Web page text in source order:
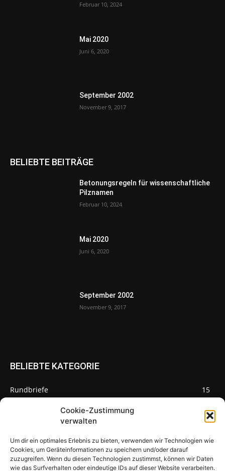
Cookie-Zustimmung
verwalten
Um dir ein optimales Erlebnis zu bieten, verwenden wir Technologien wie
Cookies, um Geräteinformationen zu speichern und/oder darauf
zuzugreifen. Wenn du diesen Technologien zustimmst, können wir Daten
wie das Surfverhalten oder eindeutige IDs auf dieser Website verarbeiten.
Februar 10, 2024
Mai 2020
Juni 6, 2020
September 2002
November 9, 2017
BELIEBTE BEITRÄGE
Betonungsregeln für wissenschaftliche
Pilznamen
Februar 10, 2024
Mai 2020
Juni 6, 2020
September 2002
November 9, 2017
BELIEBTE KATEGORIE
Rundbriefe
15